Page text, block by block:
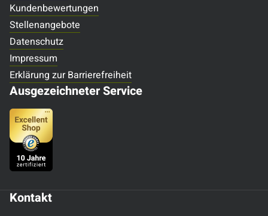
Kundenbewertungen
Stellenangebote
Datenschutz
Impressum
Erklärung zur Barrierefreiheit
Ausgezeichneter Service
Kontakt